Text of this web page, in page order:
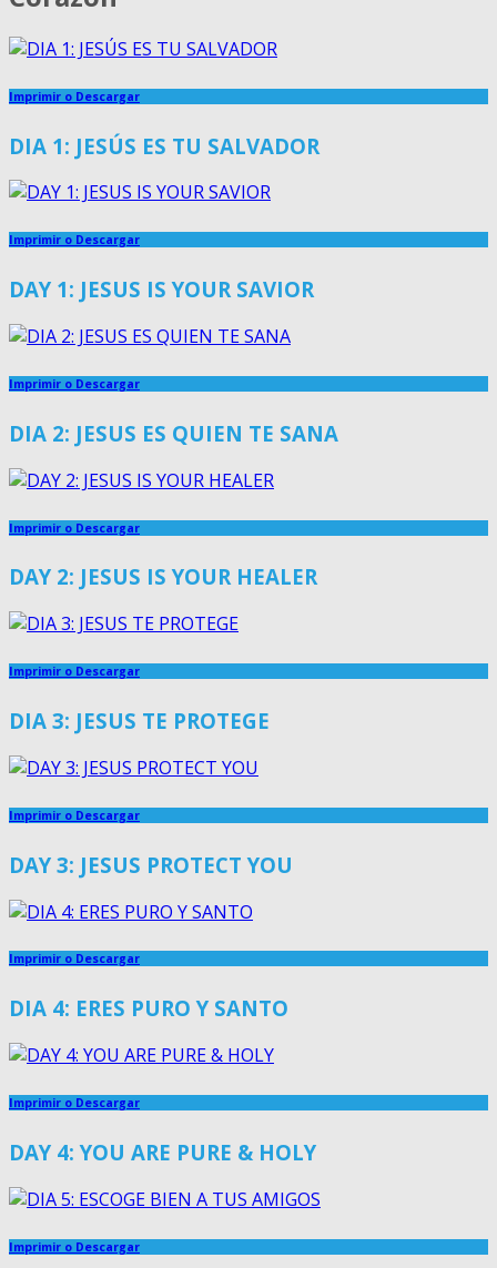
Imprimir o Descargar
DIA 1: JESÚS ES TU SALVADOR
Imprimir o Descargar
DAY 1: JESUS IS YOUR SAVIOR
Imprimir o Descargar
DIA 2: JESUS ES QUIEN TE SANA
Imprimir o Descargar
DAY 2: JESUS IS YOUR HEALER
Imprimir o Descargar
DIA 3: JESUS TE PROTEGE
Imprimir o Descargar
DAY 3: JESUS PROTECT YOU
Imprimir o Descargar
DIA 4: ERES PURO Y SANTO
Imprimir o Descargar
DAY 4: YOU ARE PURE & HOLY
Imprimir o Descargar